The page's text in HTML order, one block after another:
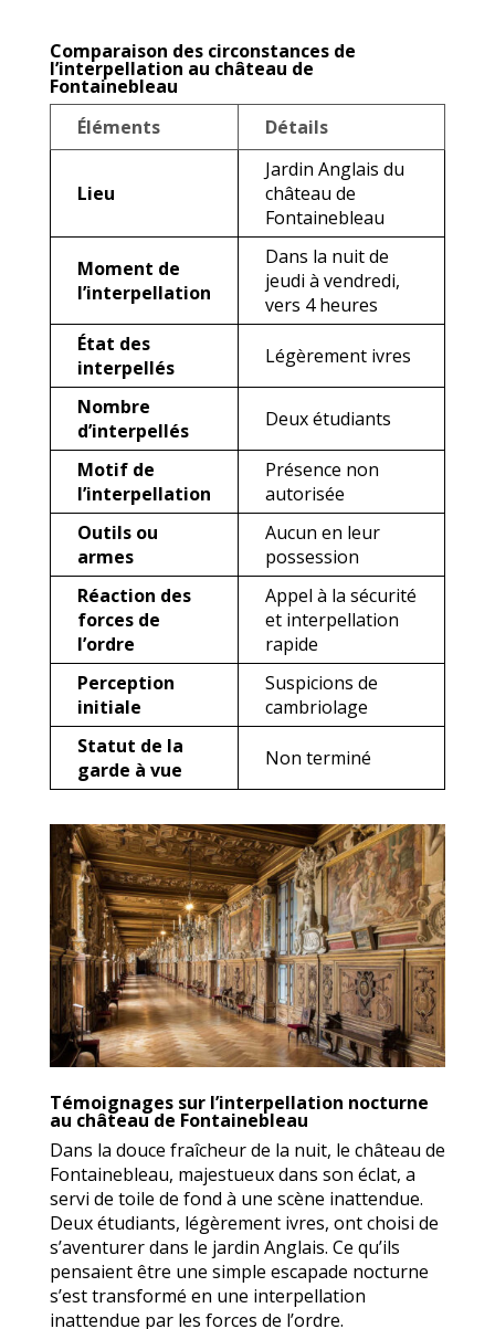
Comparaison des circonstances de
l’interpellation au château de
Fontainebleau
Éléments
Détails
Lieu
Jardin Anglais du
château de
Fontainebleau
Moment de
l’interpellation
Dans la nuit de
jeudi à vendredi,
vers 4 heures
État des
interpellés
Légèrement ivres
Nombre
d’interpellés
Deux étudiants
Motif de
l’interpellation
Présence non
autorisée
Outils ou
armes
Aucun en leur
possession
Réaction des
forces de
l’ordre
Appel à la sécurité
et interpellation
rapide
Perception
initiale
Suspicions de
cambriolage
Statut de la
garde à vue
Non terminé
Témoignages sur l’interpellation nocturne
au château de Fontainebleau
Dans la douce fraîcheur de la nuit, le château de
Fontainebleau, majestueux dans son éclat, a
servi de toile de fond à une scène inattendue.
Deux étudiants, légèrement ivres, ont choisi de
s’aventurer dans le jardin Anglais. Ce qu’ils
pensaient être une simple escapade nocturne
s’est transformé en une interpellation
inattendue par les forces de l’ordre.